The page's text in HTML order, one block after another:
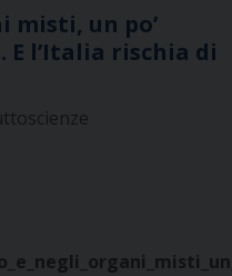
misti, un po’
E l’Italia rischia di